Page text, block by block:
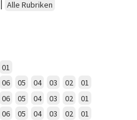
| Alle Rubriken
01
06 05 04 03 02 01
06 05 04 03 02 01
06 05 04 03 02
01